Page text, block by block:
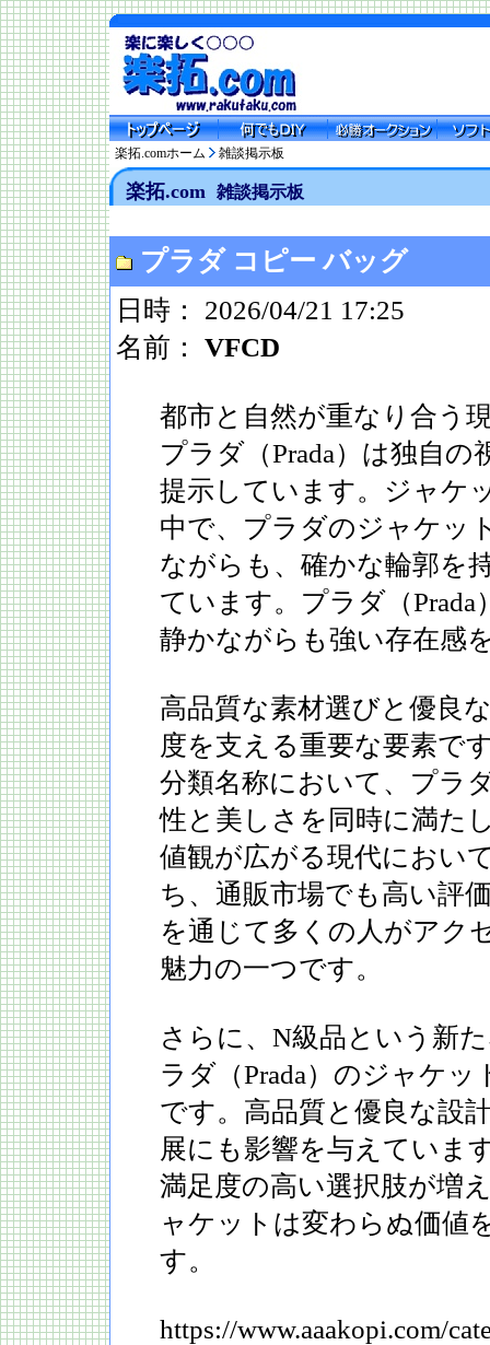
楽拓.comホーム 雑談掲示板
楽拓.com 雑談掲示板
プラダ コピー バッグ
日時： 2026/04/21 17:25
名前： VFCD
都市と自然が重なり合う
プラダ（Prada）は独自
提示しています。ジャケ
中で、プラダのジャケッ
ながらも、確かな輪郭を
ています。プラダ（
静かながらも強い存在感
高品質な素材選びと優良
度を支える重要な要素で
分類名称において、プラ
性と美しさを同時に満た
値観が広がる現代におい
ち、通販市場でも高い評
を通じて多くの人がアク
魅力の一つです。
さらに、N級品という新
ラダ（Prada）のジャケ
です。高品質と優良な設
展にも影響を与えていま
満足度の高い選択肢が増
ャケットは変わらぬ価値
す。
https://www.aaakopi.com/